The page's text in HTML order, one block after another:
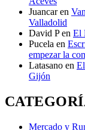
Juancar en
Valladolid
David P en El
Pucela en
empezar la
Latasano en
Gijón
Mercado y